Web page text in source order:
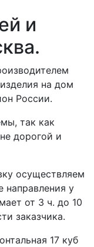
и
на дом
России.
так как
дорогой и
осуществляем
направления у
от 3 ч. до 10
заказчика.
17 куб